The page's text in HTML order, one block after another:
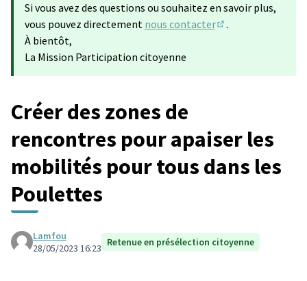
Si vous avez des questions ou souhaitez en savoir plus,
vous pouvez directement nous contacter
.
À bientôt,
La Mission Participation citoyenne
Créer des zones de
rencontres pour apaiser les
mobilités pour tous dans les
Poulettes
Lamfou
28/05/2023 16:23 Retenue en présélection citoyenne